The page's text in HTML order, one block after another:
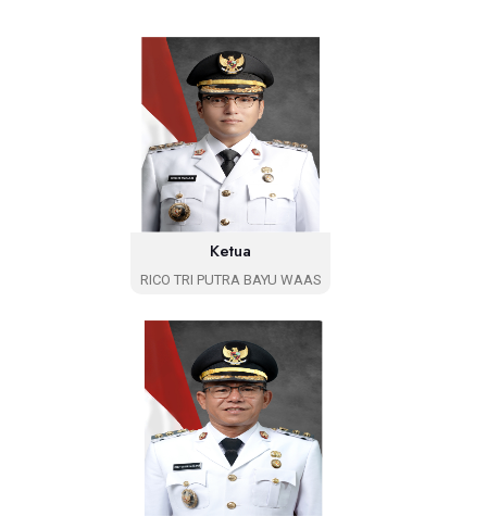
Ketua
RICO TRI PUTRA BAYU WAAS